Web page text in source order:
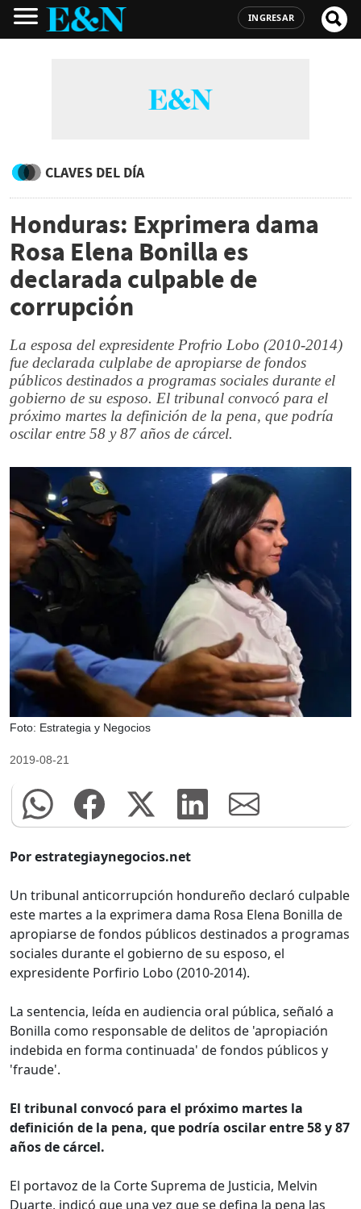
INGRESAR
CLAVES DEL DÍA
Honduras: Exprimera dama
Rosa Elena Bonilla es
declarada culpable de
corrupción
La esposa del expresidente Profrio Lobo (2010-2014)
fue declarada culplabe de apropiarse de fondos
públicos destinados a programas sociales durante el
gobierno de su esposo. El tribunal convocó para el
próximo martes la definición de la pena, que podría
oscilar entre 58 y 87 años de cárcel.
Foto: Estrategia y Negocios
2019-08-21
Por estrategiaynegocios.net
Un tribunal anticorrupción hondureño declaró culpable
este martes a la exprimera dama Rosa Elena Bonilla de
apropiarse de fondos públicos destinados a programas
sociales durante el gobierno de su esposo, el
expresidente Porfirio Lobo (2010-2014).
La sentencia, leída en audiencia oral pública, señaló a
Bonilla como responsable de delitos de 'apropiación
indebida en forma continuada' de fondos públicos y
'fraude'.
El tribunal convocó para el próximo martes la
definición de la pena, que podría oscilar entre 58 y 87
años de cárcel.
El portavoz de la Corte Suprema de Justicia, Melvin
Duarte, indicó que una vez que se defina la pena las